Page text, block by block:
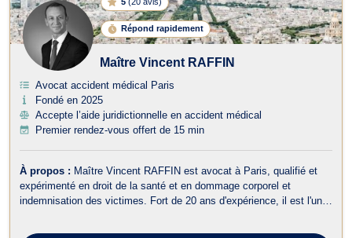
5 (20 avis)
Répond rapidement
Maître Vincent RAFFIN
Avocat accident médical Paris
Fondé en 2025
Accepte l’aide juridictionnelle en accident médical
Premier rendez-vous offert de 15 min
À propos : Maître Vincent RAFFIN est avocat à Paris, qualifié et
expérimenté en droit de la santé et en dommage corporel et
indemnisation des victimes. Fort de 20 ans d'expérience, il est l'un